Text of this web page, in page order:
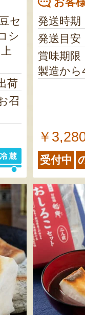
セ
シ
荷
召
発送時期
発送目安
賞味期
製造から
￥
受付中